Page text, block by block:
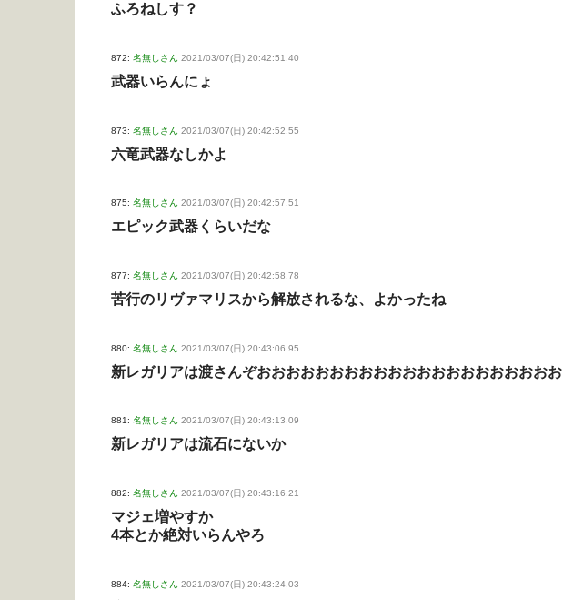
ふろねしす？
872: 名無しさん 2021/03/07(日) 20:42:51.40
武器いらんにょ
873: 名無しさん 2021/03/07(日) 20:42:52.55
六竜武器なしかよ
875: 名無しさん 2021/03/07(日) 20:42:57.51
エピック武器くらいだな
877: 名無しさん 2021/03/07(日) 20:42:58.78
苦行のリヴァマリスから解放されるな、よかったね
880: 名無しさん 2021/03/07(日) 20:43:06.95
新レガリアは渡さんぞおおおおおおおおおおおおおおおおおおおおお
881: 名無しさん 2021/03/07(日) 20:43:13.09
新レガリアは流石にないか
882: 名無しさん 2021/03/07(日) 20:43:16.21
マジェ増やすか
4本とか絶対いらんやろ
884: 名無しさん 2021/03/07(日) 20:43:24.03